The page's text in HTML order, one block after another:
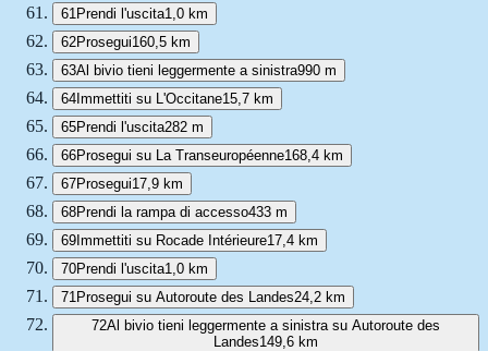
61 Prendi l'uscita1,0 km
62Prosegui160,5 km
63Al bivio tieni leggermente a sinistra990 m
64Immettiti su L'Occitane15,7 km
65Prendi l'uscita282 m
66Prosegui su La Transeuropéenne168,4 km
67Prosegui17,9 km
68Prendi la rampa di accesso433 m
69Immettiti su Rocade Intérieure17,4 km
70Prendi l'uscita1,0 km
71 Prosegui su Autoroute des Landes24,2 km
72Al bivio tieni leggermente a sinistra su Autoroute des
Landes149,6 km